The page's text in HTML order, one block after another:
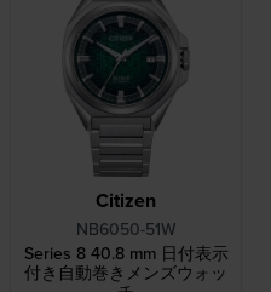
Citizen
NB6050-51W
Series 8 40.8 mm 日付表示
付き自動巻きメンズウォッ